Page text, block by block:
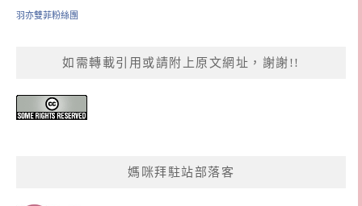
羽亦雙菲粉絲團
如需轉載引用或請附上原文網址，謝謝!!
媽咪拜駐站部落客